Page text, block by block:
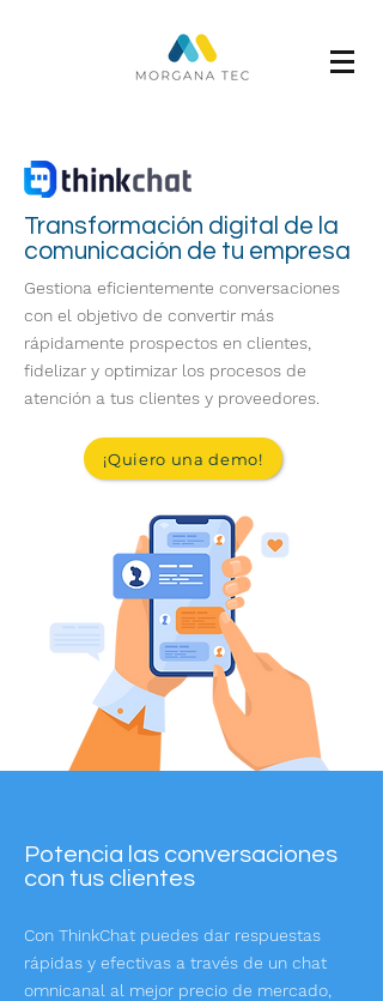
Transformación digital de la
comunicación de tu empresa
Gestiona eficientemente conversaciones
con el objetivo de convertir más
rápidamente prospectos en clientes,
fidelizar y optimizar los procesos de
atención a tus clientes y proveedores.
¡Quiero una demo!
Potencia las conversaciones
con tus clientes
Con ThinkChat puedes dar respuestas
rápidas y efectivas a través de un chat
omnicanal al mejor precio de mercado,